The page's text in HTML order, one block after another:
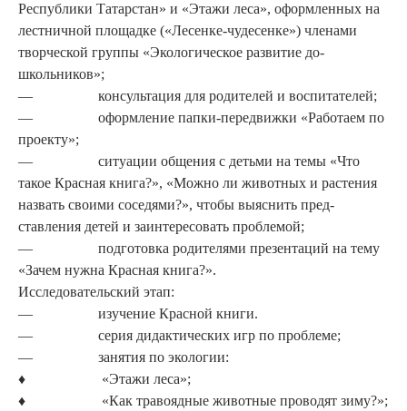
Республики Татарстан» и «Этажи леса», офор­мленных на
лестничной пло­щадке («Лесенке-чудесенке») членами
творческой группы «Экологическое развитие до­
школьников»;
— консультация для родителей и воспитателей;
— оформление папки-передвижки «Работаем по
проекту»;
— ситуации общения с детьми на темы «Что
такое Красная книга?», «Можно ли животных и растения
назвать своими со­седями?», чтобы выяснить пред­
ставления детей и заинтересо­вать проблемой;
— подготовка родителями презентаций на тему
«Зачем нужна Красная книга?».
Исследовательский этап:
— изучение Красной книги.
— серия дидактических игр по про­блеме;
— занятия по экологии:
♦ «Этажи леса»;
♦ «Как травоядные животные проводят зиму?»;